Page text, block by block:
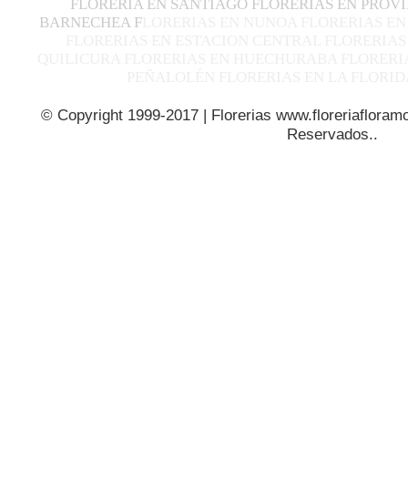
FLORERIA EN SANTIAGO FLORERIAS EN
BARNECHEA F
© Copyright 1999-2017 | Florerias
Reservados..